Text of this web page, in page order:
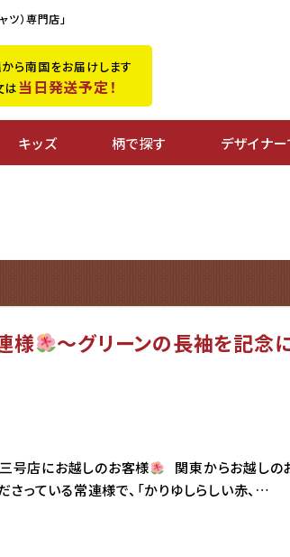
）専門店」
ら南国をお届けします
当日発送予定！
キッズ 柄で探す デザイナ
様 ～グリーンの長袖を記念
号店にお越しのお客様
関東からお越しの
っている常連様で、「かりゆしらしい赤、…